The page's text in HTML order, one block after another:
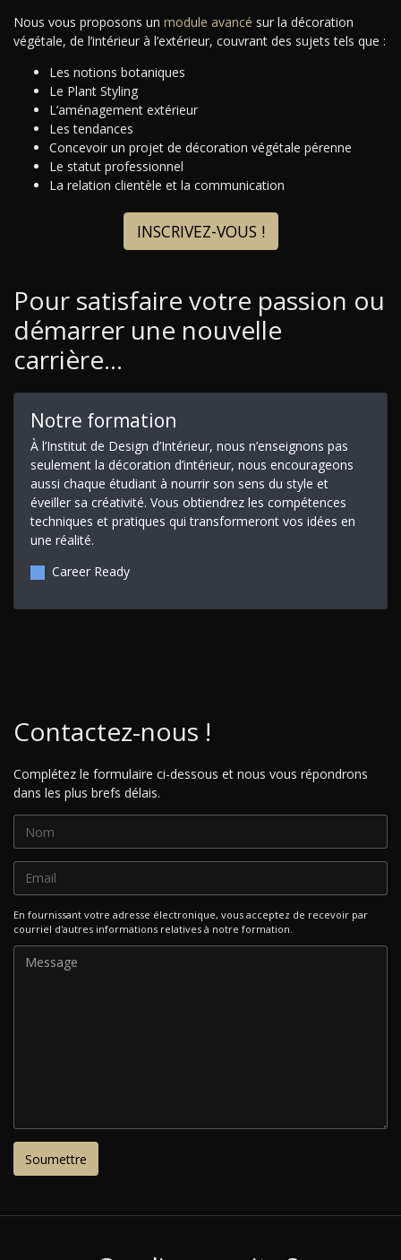
Nous vous proposons un module avancé sur la décoration
végétale, de l’intérieur à l’extérieur, couvrant des sujets tels que :
Les notions botaniques
Le Plant Styling
L’aménagement extérieur
Les tendances
Concevoir un projet de décoration végétale pérenne
Le statut professionnel
La relation clientèle et la communication
INSCRIVEZ-VOUS !
Pour satisfaire votre passion ou
démarrer une nouvelle
carrière…
Notre formation
À l’Institut de Design d’Intérieur, nous n’enseignons pas
seulement la décoration d’intérieur, nous encourageons
aussi chaque étudiant à nourrir son sens du style et
éveiller sa créativité. Vous obtiendrez les compétences
techniques et pratiques qui transformeront vos idées en
une réalité.
Career Ready
Contactez-nous !
Complétez le formulaire ci-dessous et nous vous répondrons
dans les plus brefs délais.
En fournissant votre adresse électronique, vous acceptez de recevoir par
courriel d'autres informations relatives à notre formation.